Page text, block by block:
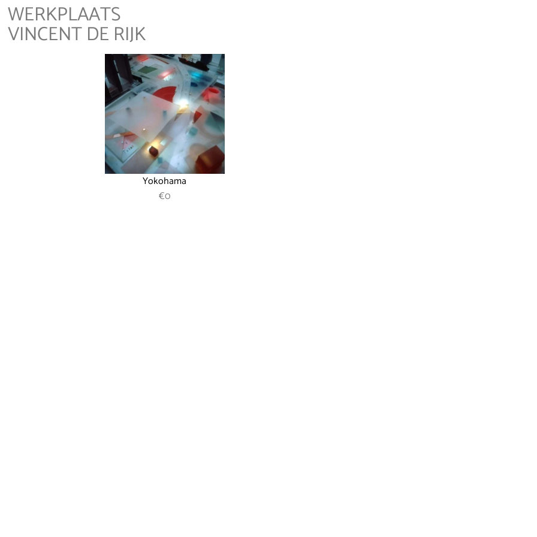
Yokohama
REGULAR PRICE
€0
WERKPLAATS
VINCENT DE RIJK